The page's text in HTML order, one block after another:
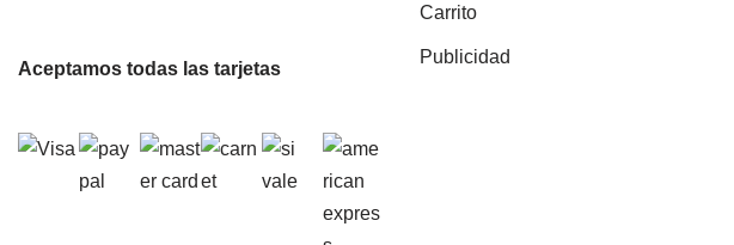
Aceptamos todas las tarjetas
Carrito
Publicidad